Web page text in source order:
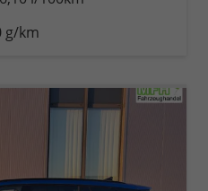
g/km